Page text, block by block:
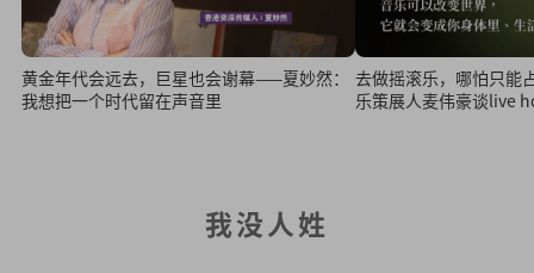
黄金年代会远去，巨星也会谢幕——夏妙然：
我想把一个时代留在声音里
去做摇滚乐，哪怕只能占
乐策展人麦伟豪谈live
我没人姓